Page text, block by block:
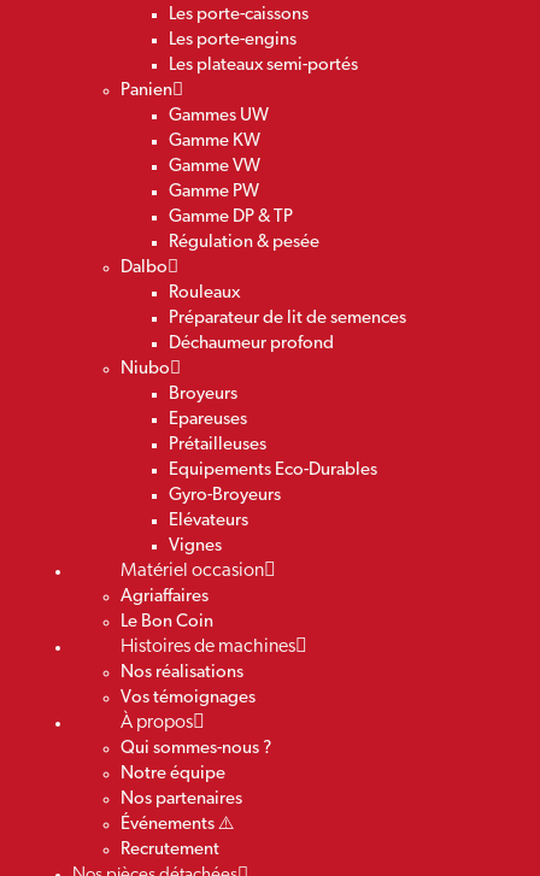
Les porte-caissons
Les porte-engins
Les plateaux semi-portés
Panien
Gammes UW
Gamme KW
Gamme VW
Gamme PW
Gamme DP & TP
Régulation & pesée
Dalbo
Rouleaux
Préparateur de lit de semences
Déchaumeur profond
Niubo
Broyeurs
Epareuses
Prétailleuses
Equipements Eco-Durables
Gyro-Broyeurs
Elévateurs
Vignes
Matériel occasion
Agriaffaires
Le Bon Coin
Histoires de machines
Nos réalisations
Vos témoignages
À propos
Qui sommes-nous ?
Notre équipe
Nos partenaires
Événements ⚠️
Recrutement